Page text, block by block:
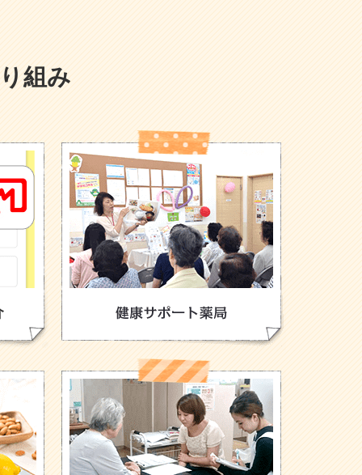
組み